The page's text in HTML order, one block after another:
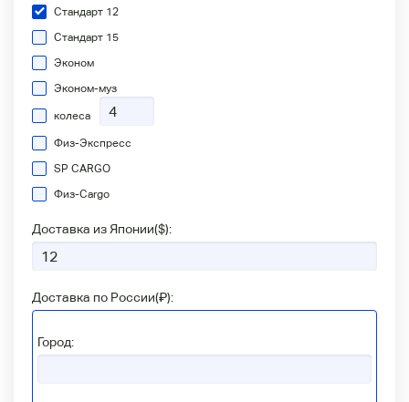
Стандарт 12
Стандарт 15
Эконом
Эконом-муз
колеса
Физ-Экспресс
SP CARGO
Физ-Сargo
Доставка из Японии($):
Доставка по России(₽):
Город: